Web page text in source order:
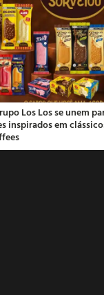
Los Los se unem
inspirados em